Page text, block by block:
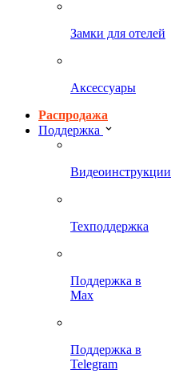
Замки для отелей
Аксессуары
Распродажа
Поддержка
Видеоинструкции
Техподдержка
Поддержка в
Max
Поддержка в
Telegram